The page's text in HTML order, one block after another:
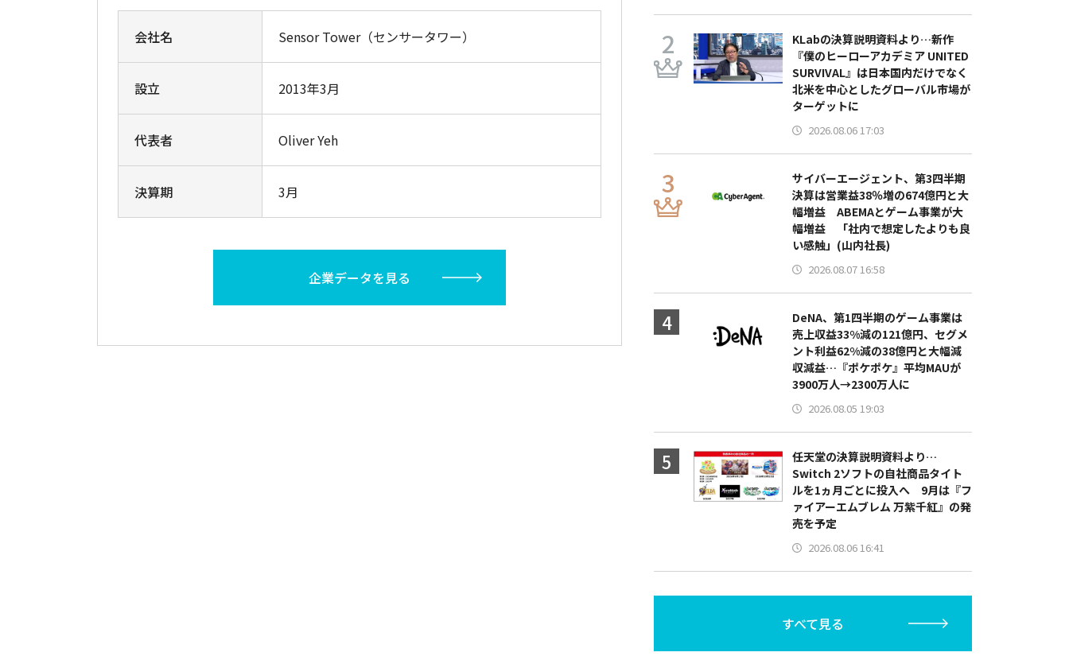
会社名 Sensor Tower（センサータワー）
設立 2013年3月
代表者 Oliver Yeh
決算期 3月
企業データを見る
KLabの決算説明資料より…新作
『僕のヒーローアカデミア UNITED
SURVIVAL』は日本国内だけでなく
北米を中心としたグローバル市場が
ターゲットに
2026.08.06 17:03
サイバーエージェント、第3四半期
決算は営業益38％増の674億円と大
幅増益 ABEMAとゲーム事業が大
幅増益 「社内で想定したよりも良
い感触」(山内社長)
2026.08.07 16:58
DeNA、第1四半期のゲーム事業は
売上収益33%減の121億円、セグメ
ント利益62%減の38億円と大幅減
収減益…『ポケポケ』平均MAUが
3900万人→2300万人に
2026.08.05 19:03
任天堂の決算説明資料より…
Switch 2ソフトの自社商品タイト
ルを1ヵ月ごとに投入へ 9月は『フ
ァイアーエムブレム 万紫千紅』の発
売を予定
2026.08.06 16:41
すべて見る